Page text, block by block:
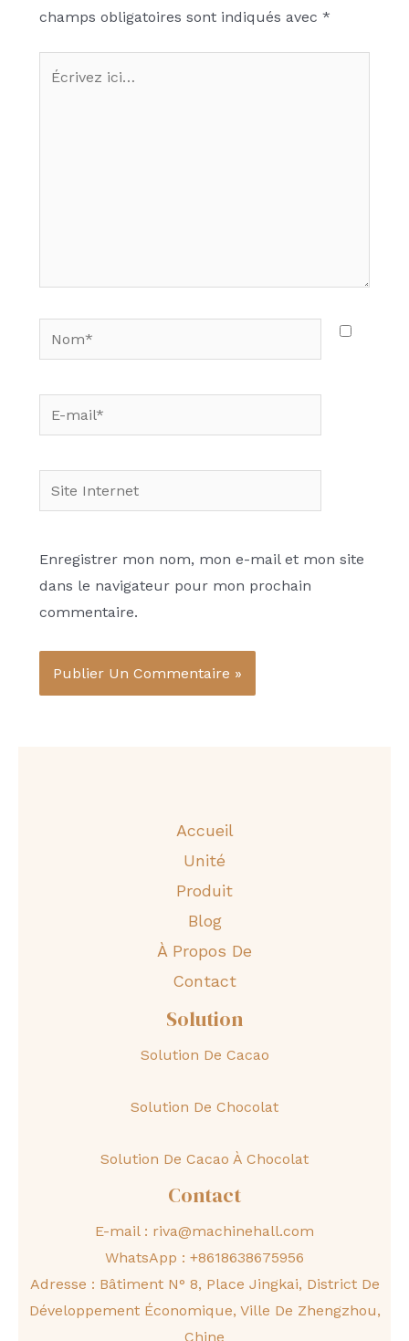
champs obligatoires sont indiqués avec *
Nom*
E-
mail*
Site
Internet
Enregistrer mon nom, mon e-mail et mon site
dans le navigateur pour mon prochain
commentaire.
Accueil
Unité
Produit
Blog
À Propos De
Contact
Solution
Solution De Cacao
Solution De Chocolat
Solution De Cacao À Chocolat
Contact
E-mail : riva@machinehall.com
WhatsApp : +8618638675956
Adresse : Bâtiment N° 8, Place Jingkai, District De
Développement Économique, Ville De Zhengzhou,
Chine